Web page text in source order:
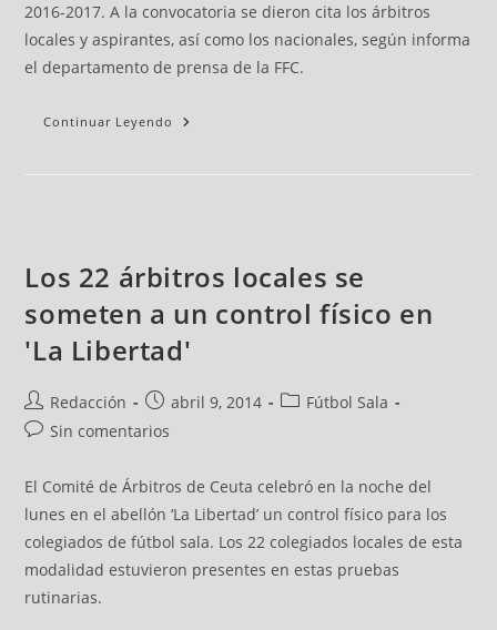
2016-2017. A la convocatoria se dieron cita los árbitros
locales y aspirantes, así como los nacionales, según informa
el departamento de prensa de la FFC.
Continuar Leyendo
Los 22 árbitros locales se
someten a un control físico en
'La Libertad'
Redacción abril 9, 2014
Fútbol Sala
Sin comentarios
El Comité de Árbitros de Ceuta celebró en la noche del
lunes en el abellón ‘La Libertad’ un control físico para los
colegiados de fútbol sala. Los 22 colegiados locales de esta
modalidad estuvieron presentes en estas pruebas
rutinarias.